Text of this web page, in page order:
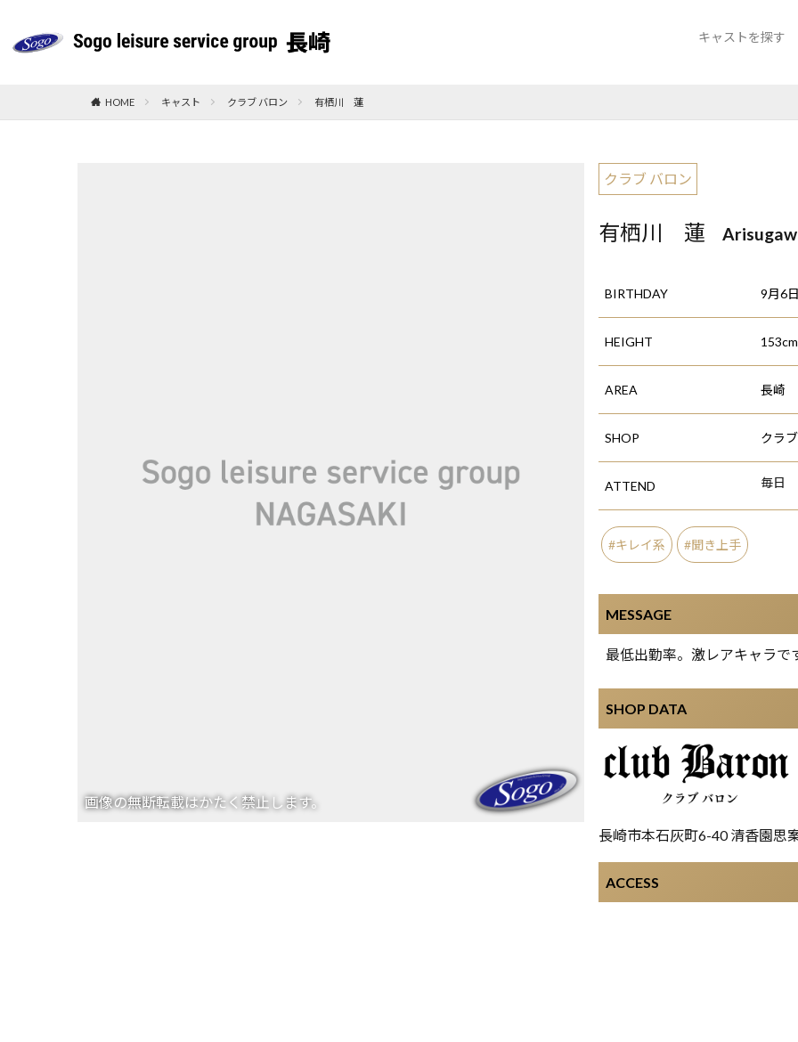
キャストを探す
HOME キャスト クラブ バロン 有栖川 蓮
クラブ バロン
有栖川 蓮
BIRTHDAY 9月6日
HEIGHT 153cm
AREA 長崎
SHOP クラ
ATTEND 毎日
キレイ系 聞き上手
MESSAGE
最低出勤率。激レアキャラで
SHOP DATA
長崎市本石灰町6-40 清香園思
ACCESS